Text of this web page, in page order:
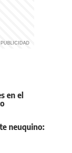
en el
neuquino: